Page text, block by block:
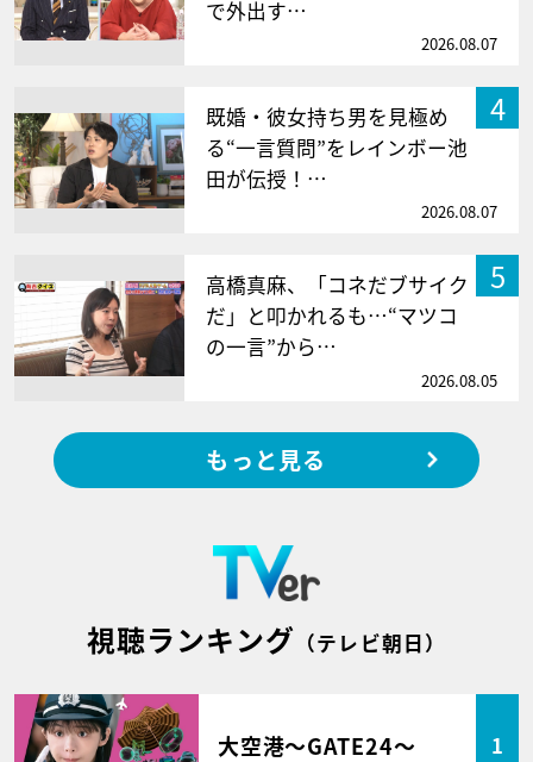
で外出す…
2026.08.07
4
既婚・彼女持ち男を見極め
る“一言質問”をレインボー池
田が伝授！…
2026.08.07
5
高橋真麻、「コネだブサイク
だ」と叩かれるも…“マツコ
の一言”から…
2026.08.05
もっと見る
視聴ランキング （テレビ朝日）
大空港～GATE24～ 1